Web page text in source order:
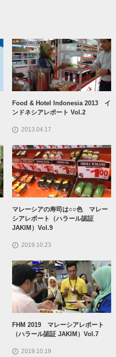
Food & Hotel Indonesia 2013 イ
ンドネシアレポート Vol.2
2013.04.17
マレーシアの寿司は○○色 マレー
シアレポート（ハラール認証
JAKIM）Vol.9
2019.10.23
FHM 2019 マレーシアレポート
（ハラール認証 JAKIM）Vol.7
2019.10.19